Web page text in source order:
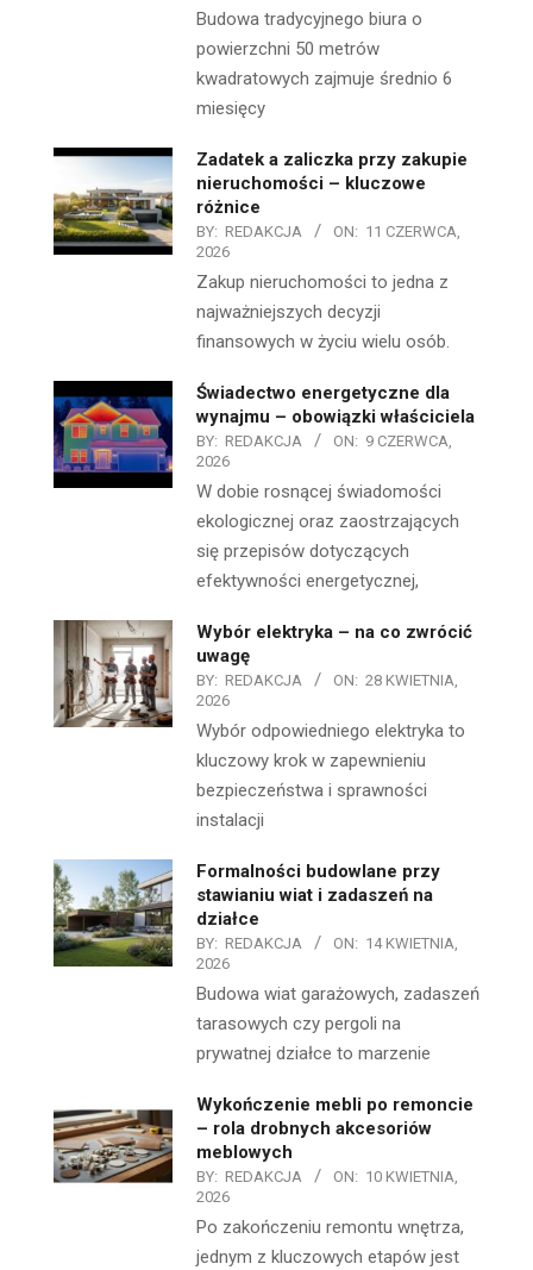
Budowa tradycyjnego biura o
powierzchni 50 metrów
kwadratowych zajmuje średnio 6
miesięcy
Zadatek a zaliczka przy zakupie
nieruchomości – kluczowe
różnice
BY: REDAKCJA ON: 11 CZERWCA,
2026
Zakup nieruchomości to jedna z
najważniejszych decyzji
finansowych w życiu wielu osób.
Świadectwo energetyczne dla
wynajmu – obowiązki właściciela
BY: REDAKCJA ON: 9 CZERWCA,
2026
W dobie rosnącej świadomości
ekologicznej oraz zaostrzających
się przepisów dotyczących
efektywności energetycznej,
Wybór elektryka – na co zwrócić
uwagę
BY: REDAKCJA ON: 28 KWIETNIA,
2026
Wybór odpowiedniego elektryka to
kluczowy krok w zapewnieniu
bezpieczeństwa i sprawności
instalacji
Formalności budowlane przy
stawianiu wiat i zadaszeń na
działce
BY: REDAKCJA ON: 14 KWIETNIA,
2026
Budowa wiat garażowych, zadaszeń
tarasowych czy pergoli na
prywatnej działce to marzenie
Wykończenie mebli po remoncie
– rola drobnych akcesoriów
meblowych
BY: REDAKCJA ON: 10 KWIETNIA,
2026
Po zakończeniu remontu wnętrza,
jednym z kluczowych etapów jest